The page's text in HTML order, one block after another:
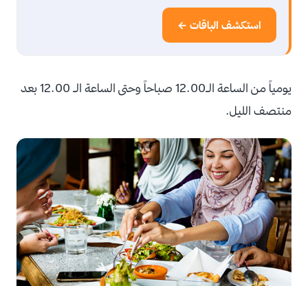
استكشف الباقات ←
يومياً من الساعة الـ12.00 صباحاً وحتى الساعة الـ 12.00 بعد
منتصف الليل.